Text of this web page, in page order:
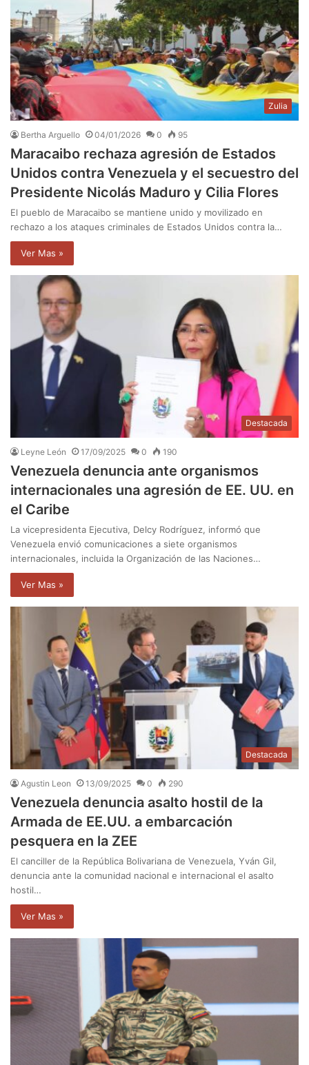
Zulia
Bertha Arguello 04/01/2026 0 95
Maracaibo rechaza agresión de Estados
Unidos contra Venezuela y el secuestro del
Presidente Nicolás Maduro y Cilia Flores
El pueblo de Maracaibo se mantiene unido y movilizado en
rechazo a los ataques criminales de Estados Unidos contra la…
Ver Mas »
Destacada
Leyne León 17/09/2025 0 190
Venezuela denuncia ante organismos
internacionales una agresión de EE. UU. en
el Caribe
La vicepresidenta Ejecutiva, Delcy Rodríguez, informó que
Venezuela envió comunicaciones a siete organismos
internacionales, incluida la Organización de las Naciones…
Ver Mas »
Destacada
Agustin Leon 13/09/2025 0 290
Venezuela denuncia asalto hostil de la
Armada de EE.UU. a embarcación
pesquera en la ZEE
El canciller de la República Bolivariana de Venezuela, Yván Gil,
denuncia ante la comunidad nacional e internacional el asalto
hostil…
Ver Mas »